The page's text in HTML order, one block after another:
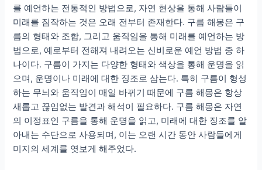
를 예언하는 전통적인 방법으로, 자연 현상을 통해 사람들이
미래를 짐작하는 것은 오래 전부터 존재한다. 구름 해몽은 구
름의 형태와 조합, 그리고 움직임을 통해 미래를 예언하는 방
법으로, 예로부터 전해져 내려오는 신비로운 예언 방법 중 하
나이다. 구름이 가지는 다양한 형태와 색상을 통해 운명을 읽
으며, 운명이나 미래에 대한 징조로 삼는다. 특히 구름이 형성
하는 무늬와 움직임이 매일 바뀌기 때문에 구름 해몽은 항상
새롭고 끊임없는 발견과 해석이 필요하다. 구름 해몽은 자연
의 이정표인 구름을 통해 운명을 읽고, 미래에 대한 징조를 알
아내는 수단으로 사용되며, 이는 오랜 시간 동안 사람들에게
미지의 세계를 엿보게 해주었다.